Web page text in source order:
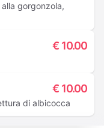
gorgonzola,
€ 10.00
€ 10.00
di albicocca